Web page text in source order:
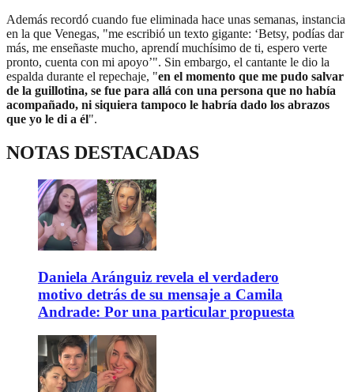
Además recordó cuando fue eliminada hace unas semanas, instancia
en la que Venegas, "me escribió un texto gigante: ‘Betsy, podías dar
más, me enseñaste mucho, aprendí muchísimo de ti, espero verte
pronto, cuenta con mi apoyo’". Sin embargo, el cantante le dio la
espalda durante el repechaje, "en el momento que me pudo salvar
de la guillotina, se fue para allá con una persona que no había
acompañado, ni siquiera tampoco le habría dado los abrazos
que yo le di a él".
NOTAS DESTACADAS
Daniela Aránguiz revela el verdadero
motivo detrás de su mensaje a Camila
Andrade: Por una particular propuesta